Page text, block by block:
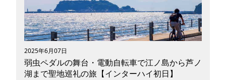
2025年6月07日
弱虫ペダルの舞台・電動自転車で江ノ島から芦ノ
湖まで聖地巡礼の旅【インターハイ初日】